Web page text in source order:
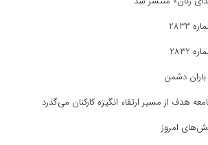
2833
2832
باران دشمن
هدف از مسیر ارتقاء انگیزه کارکنان می‌گذرد
امروز